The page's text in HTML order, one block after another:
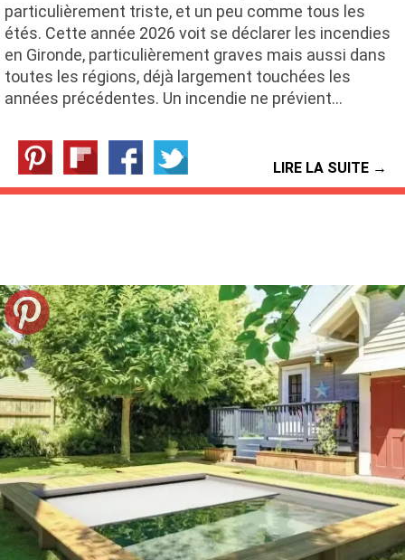
particulièrement triste, et un peu comme tous les
étés. Cette année 2026 voit se déclarer les incendies
en Gironde, particulièrement graves mais aussi dans
toutes les régions, déjà largement touchées les
années précédentes. Un incendie ne prévient…
LIRE LA SUITE →